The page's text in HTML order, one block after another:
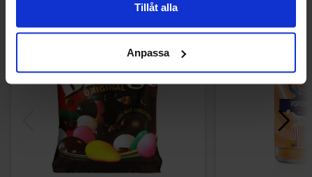
Tillåt alla
Anpassa